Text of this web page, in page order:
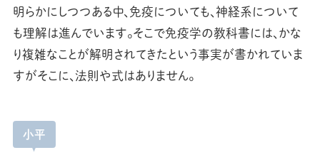
明らかにしつつある中、免疫についても、神経系について
も理解は進んでいます。そこで免疫学の教科書には、かな
り複雑なことが解明されてきたという事実が書かれていま
すがそこに、法則や式はありません。
小平